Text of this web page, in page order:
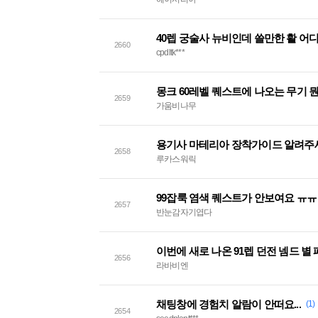
2660
40렙 궁술사 뉴비인데 쓸만한 활 어
cpdltk***
2659
몽크 60레벨 퀘스트에 나오는 무기
가움비나무
2658
용기사 마테리아 장착가이드 알려주
루카스워릭
2657
99잡룩 염색 퀘스트가 안보여요 ㅠㅠ
반눈감자기엽다
2656
이번에 새로 나온 91렙 던전 넴드 별
라바비엔
2654
채팅창에 경험치 알람이 안떠요... (1)